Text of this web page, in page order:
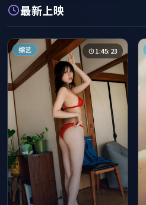
最新上映
综艺 1:45:23